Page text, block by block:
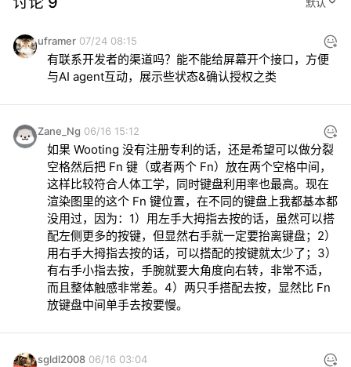
uframer 07/24 08:15
有联系开发者的渠道吗？能不能给屏幕开个接口，方便
与AI agent互动，展示些状态&确认授权之类
Zane_Ng 06/16 15:12
如果 Wooting 没有注册专利的话，还是希望可以做分裂
空格然后把 Fn 键（或者两个 Fn）放在两个空格中间，
这样比较符合人体工学，同时键盘利用率也最高。现在
渲染图里的这个 Fn 键位置，在不同的键盘上我都基本都
没用过，因为：1）用左手大拇指去按的话，虽然可以搭
配左侧更多的按键，但显然右手就一定要抬离键盘；2）
用右手大拇指去按的话，可以搭配的按键就太少了；3）
有右手小指去按，手腕就要大角度向右转，非常不适，
而且整体触感非常差。4）两只手搭配去按，显然比 Fn
放键盘中间单手去按要慢。
sgldl2008 06/16 03:04